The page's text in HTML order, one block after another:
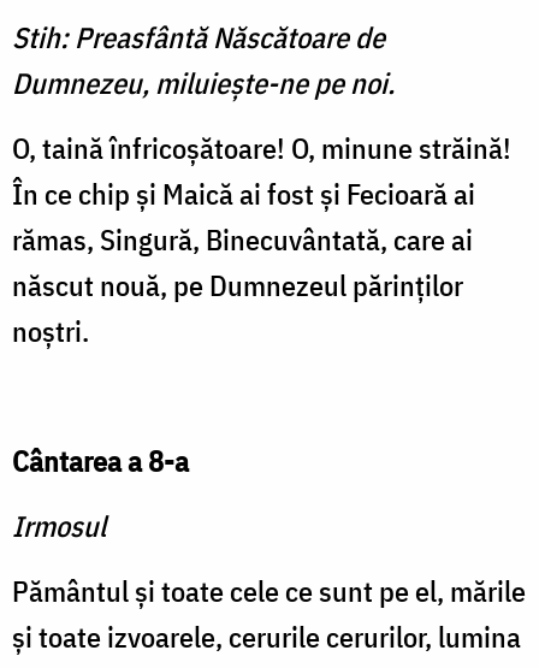
Stih: Preasfântă Născătoare de
Dumnezeu, miluieşte-ne pe noi.
O, taină înfricoşătoare! O, minune străină!
În ce chip şi Maică ai fost şi Fecioară ai
rămas, Singură, Binecuvântată, care ai
născut nouă, pe Dumnezeul părinţilor
noştri.
Cântarea a 8-a
Irmosul
Pământul şi toate cele ce sunt pe el, mările
şi toate izvoarele, cerurile cerurilor, lumina